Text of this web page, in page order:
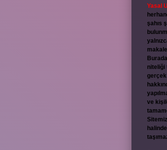
Yasal
şahıs
niteliği
ve